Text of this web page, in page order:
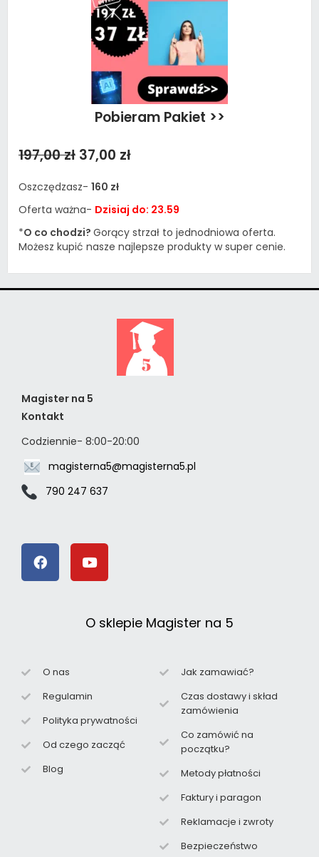
Pobieram Pakiet >>
197,00 zł 37,00 zł
Oszczędzasz- 160 zł
Oferta ważna- Dzisiaj do: 23.59
*O co chodzi? Gorący strzał to jednodniowa oferta.
Możesz kupić nasze najlepsze produkty w super cenie.
Magister na 5
Kontakt
Codziennie- 8:00-20:00
magisterna5@magisterna5.pl
790 247 637
O sklepie Magister na 5
O nas
Regulamin
Polityka prywatności
Od czego zacząć
Blog
Jak zamawiać?
Czas dostawy i skład
zamówienia
Co zamówić na
początku?
Metody płatności
Faktury i paragon
Reklamacje i zwroty
Bezpieczeństwo